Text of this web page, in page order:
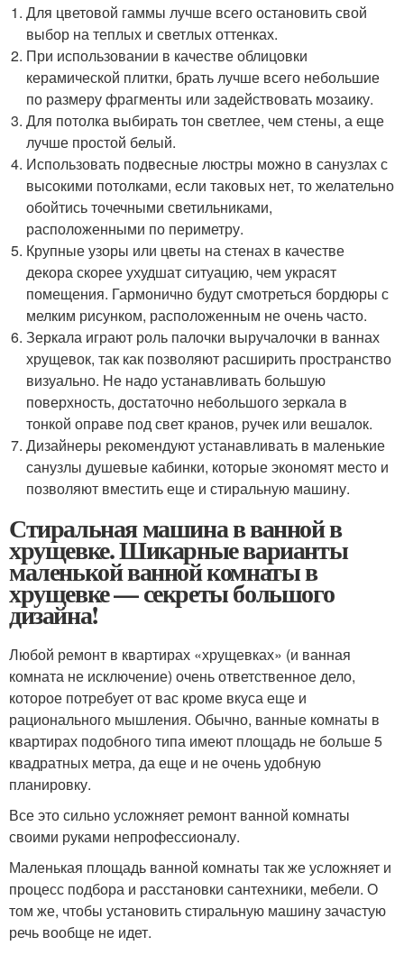
Для цветовой гаммы лучше всего остановить свой
выбор на теплых и светлых оттенках.
При использовании в качестве облицовки
керамической плитки, брать лучше всего небольшие
по размеру фрагменты или задействовать мозаику.
Для потолка выбирать тон светлее, чем стены, а еще
лучше простой белый.
Использовать подвесные люстры можно в санузлах с
высокими потолками, если таковых нет, то желательно
обойтись точечными светильниками,
расположенными по периметру.
Крупные узоры или цветы на стенах в качестве
декора скорее ухудшат ситуацию, чем украсят
помещения. Гармонично будут смотреться бордюры с
мелким рисунком, расположенным не очень часто.
Зеркала играют роль палочки выручалочки в ваннах
хрущевок, так как позволяют расширить пространство
визуально. Не надо устанавливать большую
поверхность, достаточно небольшого зеркала в
тонкой оправе под свет кранов, ручек или вешалок.
Дизайнеры рекомендуют устанавливать в маленькие
санузлы душевые кабинки, которые экономят место и
позволяют вместить еще и стиральную машину.
Стиральная машина в ванной в
хрущевке. Шикарные варианты
маленькой ванной комнаты в
хрущевке — секреты большого
дизайна!
Любой ремонт в квартирах «хрущевках» (и ванная
комната не исключение) очень ответственное дело,
которое потребует от вас кроме вкуса еще и
рационального мышления. Обычно, ванные комнаты в
квартирах подобного типа имеют площадь не больше 5
квадратных метра, да еще и не очень удобную
планировку.
Все это сильно усложняет ремонт ванной комнаты
своими руками непрофессионалу.
Маленькая площадь ванной комнаты так же усложняет и
процесс подбора и расстановки сантехники, мебели. О
том же, чтобы установить стиральную машину зачастую
речь вообще не идет.